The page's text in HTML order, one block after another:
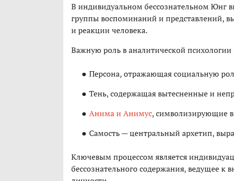
В индивидуальном бессознательном Юнг
группы воспоминаний и представлений,
и реакции человека.
Важную роль в аналитической
Персона, отражающая социальную
Тень, содержащая вытесненные и
Анима и Анимус, символизирующие
Самость — центральный архетип,
Ключевым процессом является
бессознательного содержания, ведущее